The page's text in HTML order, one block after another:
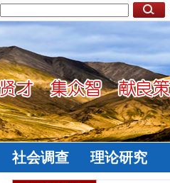
社会调查 理论研究